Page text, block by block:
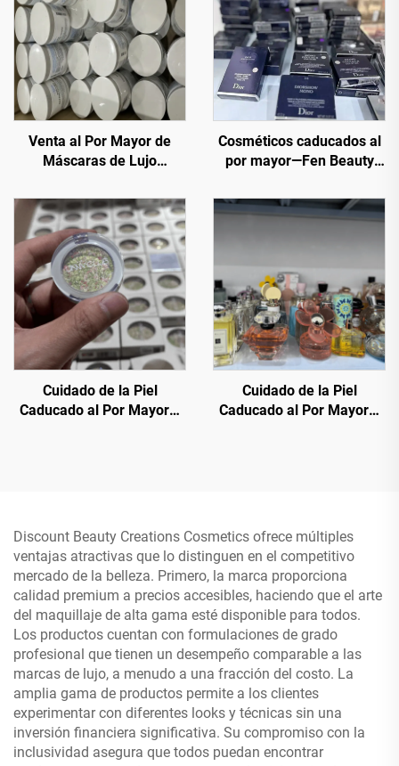
Venta al Por Mayor de
Máscaras de Lujo
Faciales Premium a
Precios Irresistibles
Cosméticos caducados al
por mayor—Fen Beauty
amplia selección de
productos de maquillaje y
propósitos a precios bajos
y con descuento.
Cuidado de la Piel
Caducado al Por Mayor—
Cuidado de la Piel
Caducado al Por Mayor—
Discount Beauty Creations Cosmetics ofrece múltiples
ventajas atractivas que lo distinguen en el competitivo
mercado de la belleza. Primero, la marca proporciona
calidad premium a precios accesibles, haciendo que el arte
del maquillaje de alta gama esté disponible para todos.
Los productos cuentan con formulaciones de grado
profesional que tienen un desempeño comparable a las
marcas de lujo, a menudo a una fracción del costo. La
amplia gama de productos permite a los clientes
experimentar con diferentes looks y técnicas sin una
inversión financiera significativa. Su compromiso con la
inclusividad asegura que todos puedan encontrar